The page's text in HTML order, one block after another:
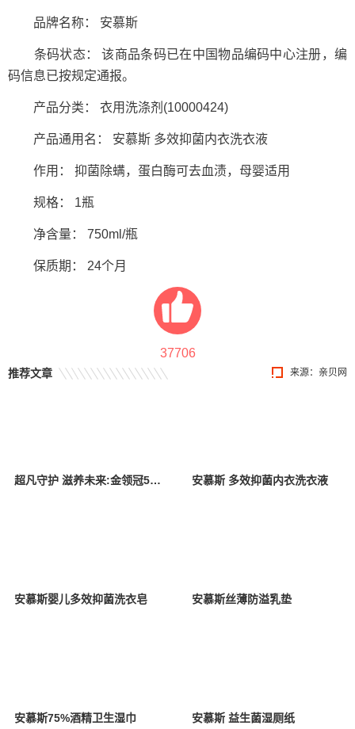
品牌名称： 安慕斯
条码状态： 该商品条码已在中国物品编码中心注册，编
码信息已按规定通报。
产品分类： 衣用洗涤剂(10000424)
产品通用名： 安慕斯 多效抑菌内衣洗衣液
作用： 抑菌除螨，蛋白酶可去血渍，母婴适用
规格： 1瓶
净含量： 750ml/瓶
保质期： 24个月
37706
来源： 亲贝网
推荐文章
超凡守护 滋养未来:金领冠50°超凡守护公益行动走进广西省大新县 安慕斯 多效抑菌内衣洗衣液
安慕斯婴儿多效抑菌洗衣皂 安慕斯丝薄防溢乳垫
安慕斯75%酒精卫生湿巾 安慕斯 益生菌湿厕纸